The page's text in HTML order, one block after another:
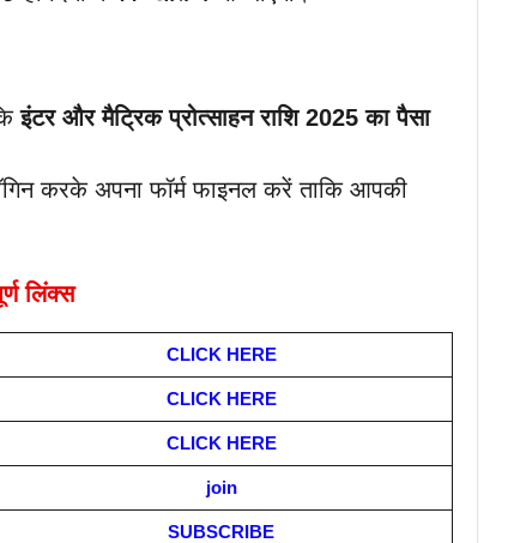
इंटर और मैट्रिक प्रोत्साहन राशि 2025 का पैसा
करके अपना फॉर्म फाइनल करें ताकि आपकी
लिंक्स
CLICK HERE
CLICK HERE
CLICK HERE
join
SUBSCRIBE